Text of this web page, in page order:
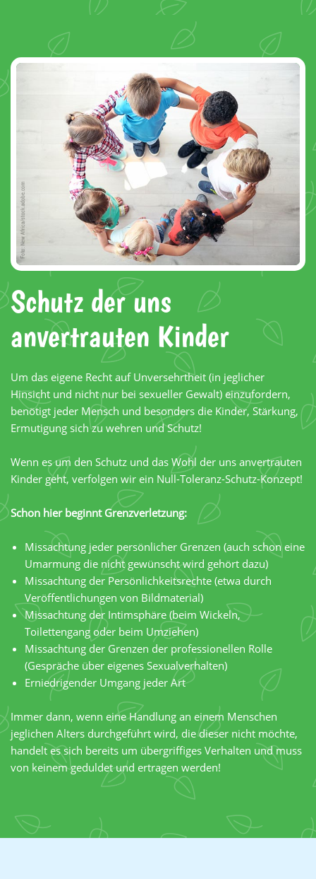
Schutz der uns
anvertrauten Kinder
Um das eigene Recht auf Unversehrtheit (in jeglicher
Hinsicht und nicht nur bei sexueller Gewalt) einzufordern,
benötigt jeder Mensch und besonders die Kinder, Stärkung,
Ermutigung sich zu wehren und Schutz!
Wenn es um den Schutz und das Wohl der uns anvertrauten
Kinder geht, verfolgen wir ein Null-Toleranz-Schutz-Konzept!
Schon hier beginnt Grenzverletzung:
Missachtung jeder persönlicher Grenzen (auch schon eine
Umarmung die nicht gewünscht wird gehört dazu)
Missachtung der Persönlichkeitsrechte (etwa durch
Veröffentlichungen von Bildmaterial)
Missachtung der Intimsphäre (beim Wickeln,
Toilettengang oder beim Umziehen)
Missachtung der Grenzen der professionellen Rolle
(Gespräche über eigenes Sexualverhalten)
Erniedrigender Umgang jeder Art
Immer dann, wenn eine Handlung an einem Menschen
jeglichen Alters durchgeführt wird, die dieser nicht möchte,
handelt es sich bereits um übergriffiges Verhalten und muss
von keinem geduldet und ertragen werden!